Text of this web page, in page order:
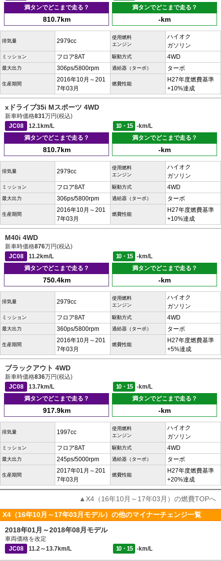
満タンでどこまで走る？
810.7km
満タンでどこまで走る？
-km
排気量 2979cc
使用燃料
エンジン
ハイオク
ガソリン
ミッション フロア8AT 駆動方式 4WD
最大出力 306ps/5800rpm 過給器（ターボ） ターボ
生産期間
2016年10月～201
7年03月
燃費性能
H27年度燃費基準
+10%達成
xドライブ35i Mスポーツ 4WD
新車時価格831万円(税込)
JC08
12.1km/L 10・15
-km/L
満タンでどこまで走る？
810.7km
満タンでどこまで走る？
-km
排気量 2979cc
使用燃料
エンジン
ハイオク
ガソリン
ミッション フロア8AT 駆動方式 4WD
最大出力 306ps/5800rpm 過給器（ターボ） ターボ
生産期間
2016年10月～201
7年03月
燃費性能
H27年度燃費基準
+10%達成
M40i 4WD
新車時価格876万円(税込)
JC08
11.2km/L 10・15
-km/L
満タンでどこまで走る？
750.4km
満タンでどこまで走る？
-km
排気量 2979cc
使用燃料
エンジン
ハイオク
ガソリン
ミッション フロア8AT 駆動方式 4WD
最大出力 360ps/5800rpm 過給器（ターボ） ターボ
生産期間
2016年10月～201
7年03月
燃費性能
H27年度燃費基準
+5%達成
ブラックアウト 4WD
新車時価格836万円(税込)
JC08
13.7km/L 10・15
-km/L
満タンでどこまで走る？
917.9km
満タンでどこまで走る？
-km
排気量 1997cc
使用燃料
エンジン
ハイオク
ガソリン
ミッション フロア8AT 駆動方式 4WD
最大出力 245ps/5000rpm 過給器（ターボ） ターボ
生産期間
2017年01月～201
7年03月
燃費性能
H27年度燃費基準
+20%達成
▲X4（16年10月～17年03月）の燃費TOPへ
X4（16年10月～17年03月モデル）の他のマイナーチェンジ一覧
2018年01月～2018年08月モデル
車両価格を改定
JC08
11.2～13.7km/L 10・15 -km/L